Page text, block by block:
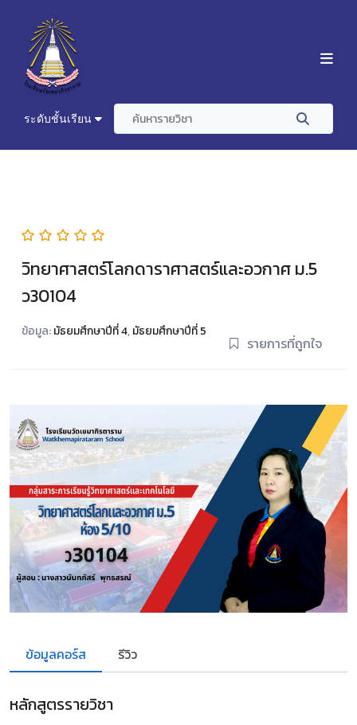
ระดับชั้นเรียน
วิทยาศาสตร์โลกดาราศาสตร์และอวกาศ ม.5
ว30104
ข้อมูล:มัธยมศึกษาปีที่ 4,มัธยมศึกษาปีที่ 5
รายการที่ถูกใจ
ข้อมูลคอร์ส รีวิว
หลักสูตรรายวิชา